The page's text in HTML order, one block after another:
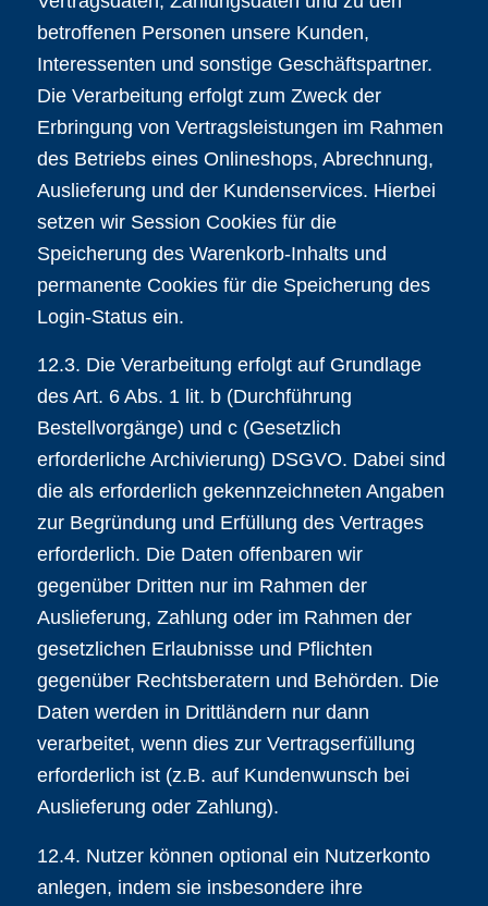
betroffenen Personen unsere Kunden,
Interessenten und sonstige Geschäftspartner.
Die Verarbeitung erfolgt zum Zweck der
Erbringung von Vertragsleistungen im Rahmen
des Betriebs eines Onlineshops, Abrechnung,
Auslieferung und der Kundenservices. Hierbei
setzen wir Session Cookies für die
Speicherung des Warenkorb-Inhalts und
permanente Cookies für die Speicherung des
Login-Status ein.
12.3. Die Verarbeitung erfolgt auf Grundlage
des Art. 6 Abs. 1 lit. b (Durchführung
Bestellvorgänge) und c (Gesetzlich
erforderliche Archivierung) DSGVO. Dabei sind
die als erforderlich gekennzeichneten Angaben
zur Begründung und Erfüllung des Vertrages
erforderlich. Die Daten offenbaren wir
gegenüber Dritten nur im Rahmen der
Auslieferung, Zahlung oder im Rahmen der
gesetzlichen Erlaubnisse und Pflichten
gegenüber Rechtsberatern und Behörden. Die
Daten werden in Drittländern nur dann
verarbeitet, wenn dies zur Vertragserfüllung
erforderlich ist (z.B. auf Kundenwunsch bei
Auslieferung oder Zahlung).
12.4. Nutzer können optional ein Nutzerkonto
anlegen, indem sie insbesondere ihre